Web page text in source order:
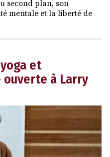
second plan, son
mentale et la liberté de
et
à Larry